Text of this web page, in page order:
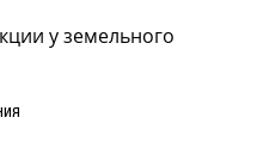
у земельного